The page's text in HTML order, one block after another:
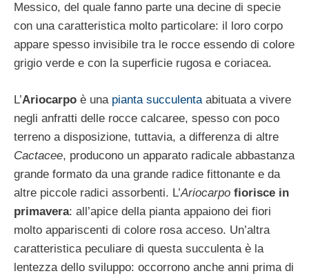
Messico, del quale fanno parte una decine di specie
con una caratteristica molto particolare: il loro corpo
appare spesso invisibile tra le rocce essendo di colore
grigio verde e con la superficie rugosa e coriacea.
L’Ariocarpo è una pianta succulentaabituata a vivere
negli anfratti delle rocce calcaree, spesso con poco
terreno a disposizione, tuttavia, a differenza di altre
Cactacee, producono un apparato radicale abbastanza
grande formato da una grande radice fittonante e da
altre piccole radici assorbenti. L’Ariocarpo fiorisce in
primavera: all’apice della pianta appaiono dei fiori
molto appariscenti di colore rosa acceso. Un’altra
caratteristica peculiare di questa succulenta è la
lentezza dello sviluppo: occorrono anche anni prima di